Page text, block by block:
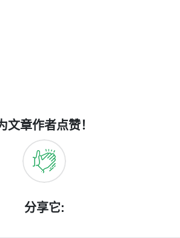
文章作者点赞！
分享它: